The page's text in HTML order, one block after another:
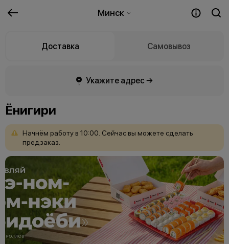
Минск
Доставка Самовывоз
Укажите адрес →
Ёнигири
Начнём работу в 10:00. Сейчас вы можете сделать
предзаказ.